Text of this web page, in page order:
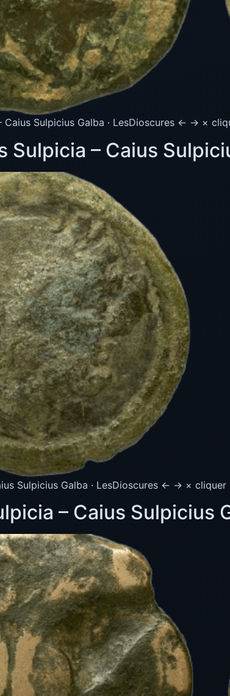
Caius Sulpicius Galba · LesDioscures ← → ×
Sulpicia – Caius
Sulpicius Galba · LesDioscures ← → ×
– Caius Sulpicius